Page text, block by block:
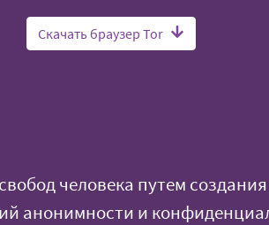
Скачать браузер Tor
человека путем
анонимности и